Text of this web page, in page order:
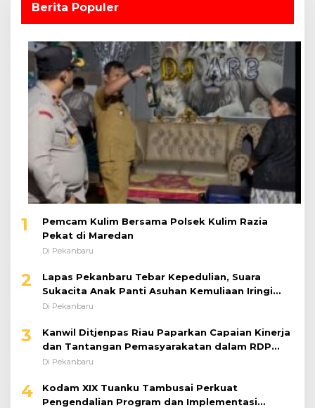
Berita Populer
1
Pemcam Kulim Bersama Polsek Kulim Razia
Pekat di Maredan
Di Pekanbaru
2
Lapas Pekanbaru Tebar Kepedulian, Suara
Sukacita Anak Panti Asuhan Kemuliaan Iringi
Bantuan Sosial
Di Pekanbaru
3
Kanwil Ditjenpas Riau Paparkan Capaian Kinerja
dan Tantangan Pemasyarakatan dalam RDP
Bersama Komisi XIII DPR RI
Di Pekanbaru
4
Kodam XIX Tuanku Tambusai Perkuat
Pengendalian Program dan Implementasi